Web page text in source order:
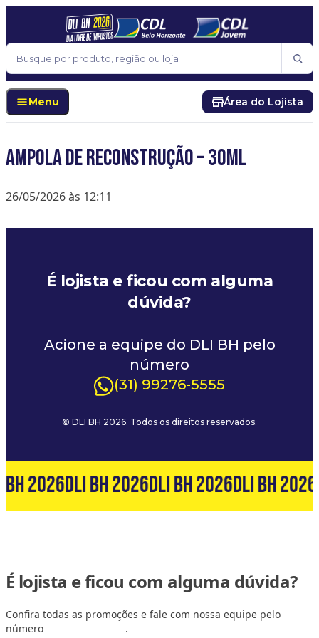
Pular para o conteúdo
Buscar
Menu Área do Lojista
Ampola de Reconstrução – 30ml
26/05/2026 às 12:11
É lojista e ficou com alguma
dúvida?
Acione a equipe do DLI BH pelo
número
(31) 99276-5555
© DLI BH 2026. Todos os direitos reservados.
2026DLI BH 2026DLI BH 2026DLI BH 2026
É lojista e ficou com alguma dúvida?
Confira todas as promoções e fale com nossa equipe pelo
número
.